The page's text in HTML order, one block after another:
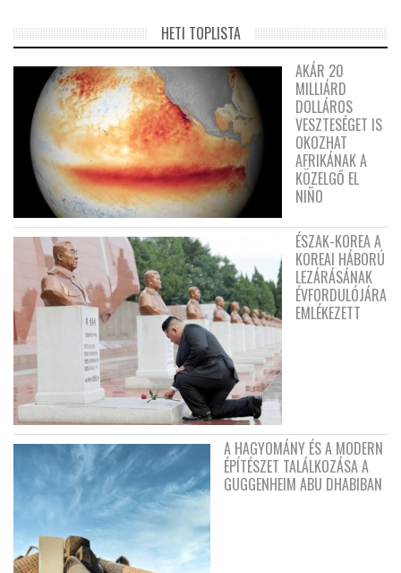
HETI TOPLISTA
AKÁR 20
MILLIÁRD
DOLLÁROS
VESZTESÉGET IS
OKOZHAT
AFRIKÁNAK A
KÖZELGŐ EL
NIÑO
ÉSZAK-KOREA A
KOREAI HÁBORÚ
LEZÁRÁSÁNAK
ÉVFORDULÓJÁRA
EMLÉKEZETT
A HAGYOMÁNY ÉS A MODERN
ÉPÍTÉSZET TALÁLKOZÁSA A
GUGGENHEIM ABU DHABIBAN